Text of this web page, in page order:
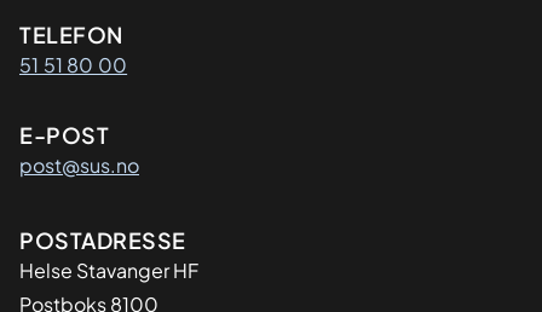
Kontaktinformasjon
TELEFON
51 51 80 00
E-POST
post@sus.no
Adresse
POSTADRESSE
Helse Stavanger HF
Postboks 8100